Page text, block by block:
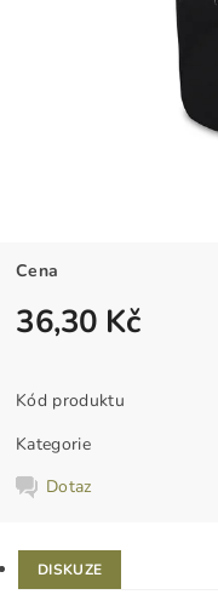
Cena
36,30 Kč
Kód produktu
Kategorie
Dotaz
DISKUZE